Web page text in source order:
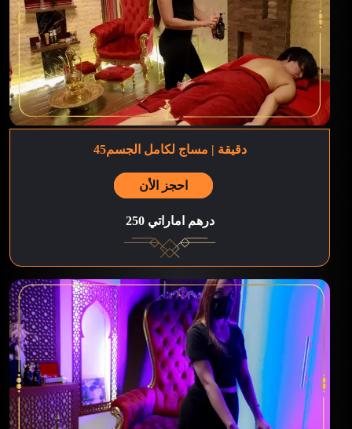
45دقيقة | مساج لكامل الجسم
احجز الأن
250 درهم اماراتي